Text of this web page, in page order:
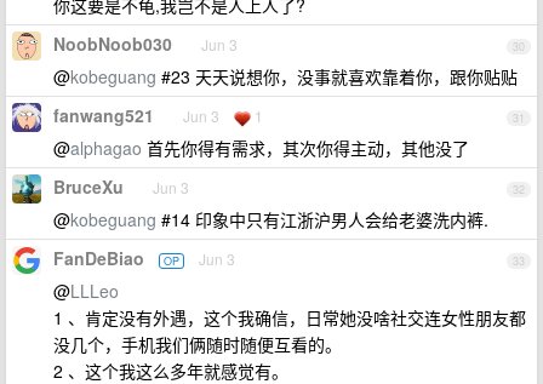
你这要是不龟,我岂不是人上人了?
30
NoobNoob030 Jun 3
@kobeguang #23 天天说想你，没事就喜欢靠着你，跟你贴贴
31
fanwang521 Jun 3 1
@alphagao 首先你得有需求，其次你得主动，其他没了
32
BruceXu Jun 3
@kobeguang #14 印象中只有江浙沪男人会给老婆洗内裤.
33
FanDeBiao OP Jun 3
@LLLeo
1 、肯定没有外遇，这个我确信，日常她没啥社交连女性朋友都
没几个，手机我们俩随时随便互看的。
2 、这个我这么多年就感觉有。